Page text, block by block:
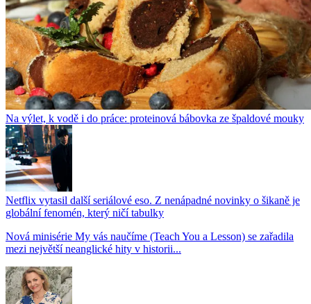
Na výlet, k vodě i do práce: proteinová bábovka ze špaldové mouky
Netflix vytasil další seriálové eso. Z nenápadné novinky o šikaně je
globální fenomén, který ničí tabulky
Nová minisérie My vás naučíme (Teach You a Lesson) se zařadila
mezi největší neanglické hity v historii...